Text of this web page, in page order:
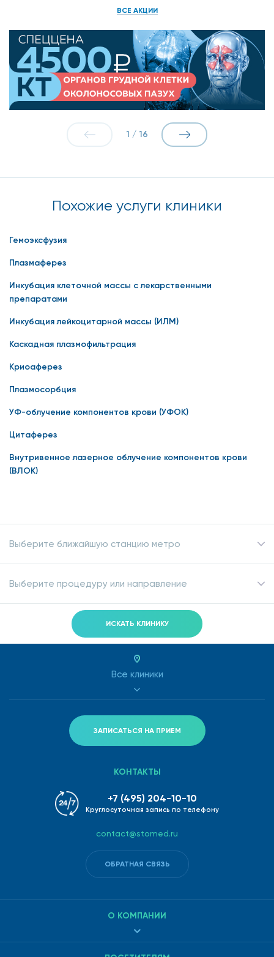
ВСЕ АКЦИИ
1 / 16
Похожие услуги клиники
Гемоэксфузия
Плазмаферез
Инкубация клеточной массы с лекарственными
препаратами
Инкубация лейкоцитарной массы (ИЛМ)
Каскадная плазмофильтрация
Криоаферез
Плазмосорбция
УФ-облучение компонентов крови (УФОК)
Цитаферез
Внутривенное лазерное облучение компонентов крови
(ВЛОК)
Выберите ближайшую станцию метро
Выберите процедуру или направление
ИСКАТЬ КЛИНИКУ
Все клиники
ЗАПИСАТЬСЯ НА ПРИЕМ
О КОМПАНИИ
КОНТАКТЫ
+7 (495) 204-10-10
Круглосуточная запись по телефону
contact@stomed.ru
ОБРАТНАЯ СВЯЗЬ